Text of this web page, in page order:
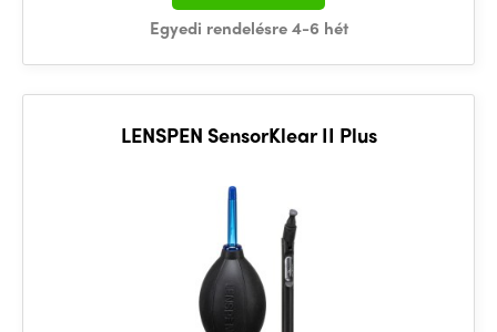
Egyedi rendelésre 4-6 hét
LENSPEN SensorKlear II Plus